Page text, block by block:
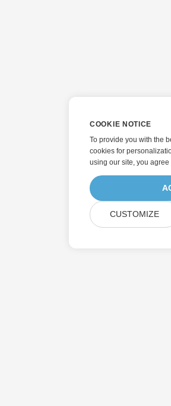
COOKIE NOTICE
To provide you with the
cookies for
using our site, you agree
CUSTOMIZE